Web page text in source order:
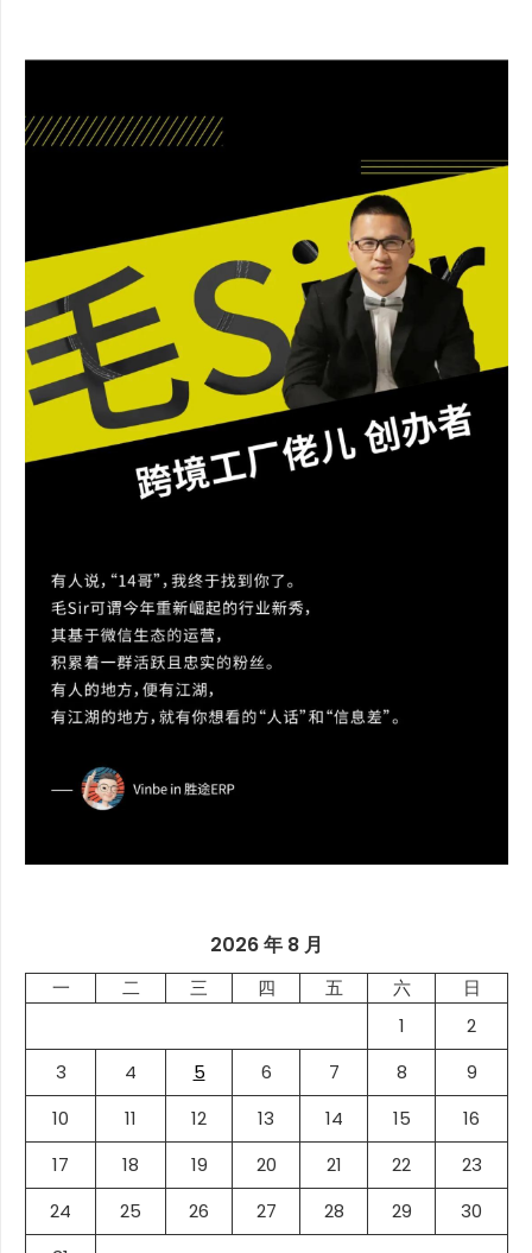
2026 年 8 月
一 二 三 四 五 六
日
1
2
3
4 5 6 7 8
9
10
11 12 13 14 15
16
17
18 19 20 21 22
23
24
25 26 27 28 29
30